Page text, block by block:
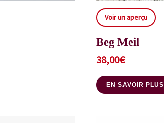
Voir un aperçu
Beg Meil
38,00€
EN SAVOIR PLUS